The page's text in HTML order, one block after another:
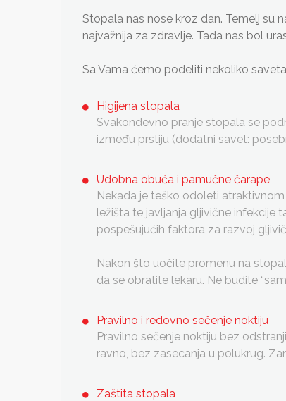
Stopala nas nose kroz dan. Temelj su
najvažnija za zdravlje. Tada nas bol
Sa Vama ćemo podeliti nekoliko
Higijena stopala
Svakondevno pranje stopala se
između prstiju (dodatni savet:
Udobna obuća i pamučne čarape
Nekada je teško odoleti
ležišta te javljanja gljivične infekcije
pospešujućih faktora za razvoj
Nakon što uočite promenu na
da se obratite lekaru. Ne budite
Pravilno i redovno sečenje noktiju
Pravilno sečenje noktiju bez
ravno, bez zasecanja u polukrug.
Zaštita stopala